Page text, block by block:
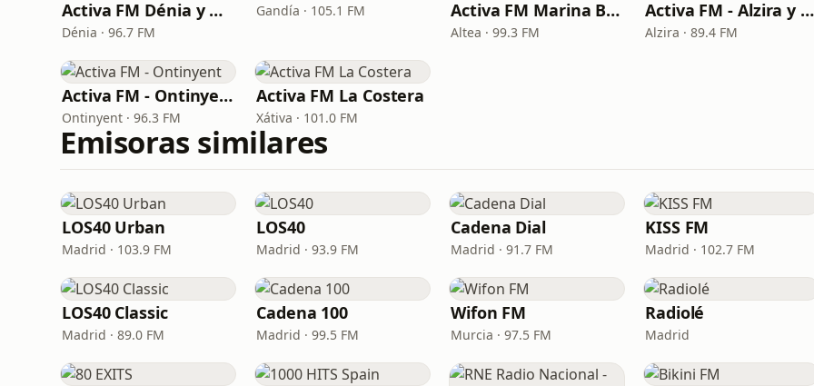
Activa FM Dénia y Marina Alta
Dénia · 96.7 FM
Gandía · 105.1 FM Activa FM Marina Baja (Altea)
Altea · 99.3 FM
Activa FM - Alzira y La Ribera
Alzira · 89.4 FM
Activa FM - Ontinyent
Ontinyent · 96.3 FM
Activa FM La Costera
Xátiva · 101.0 FM
Emisoras similares
LOS40 Urban
Madrid · 103.9 FM
LOS40
Madrid · 93.9 FM
Cadena Dial
Madrid · 91.7 FM
KISS FM
Madrid · 102.7 FM
LOS40 Classic
Madrid · 89.0 FM
Cadena 100
Madrid · 99.5 FM
Wifon FM
Murcia · 97.5 FM
Radiolé
Madrid